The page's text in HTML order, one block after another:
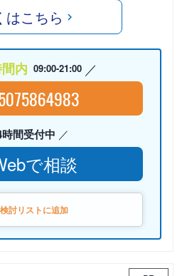
はこちら
内 09:00-21:00
間受付中
で相談
検討リストに追加